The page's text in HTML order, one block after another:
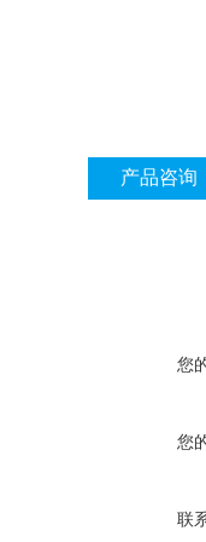
产品咨询
您
您
联